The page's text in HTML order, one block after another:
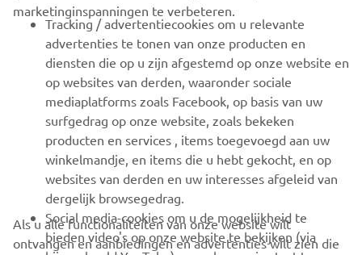
VOOR BEDRIJVEN
MEER YAMAHA
ONDERSTEUNING
NIEUWSBRIEF
Wees de eerste die meer te weten komt over de nieuwste deals,
speciale evenementen, nieuwe producten en nog veel meer
marketinginspanningen te verbeteren.
Tracking / advertentiecookies om u relevante
advertenties te tonen van onze producten en
diensten die op u zijn afgestemd op onze website en
op websites van derden, waaronder sociale
mediaplatforms zoals Facebook, op basis van uw
surfgedrag op onze website, zoals bekeken
producten en services , items toegevoegd aan uw
winkelmandje, en items die u hebt gekocht, en op
websites van derden en uw interesses afgeleid van
dergelijk browsegedrag.
Social media-cookies om u de mogelijkheid te
bieden video's op onze website te bekijken (via
Als u alle functionaliteiten van onze website wilt
ontvangen en aanbiedingen en advertenties wilt zien die